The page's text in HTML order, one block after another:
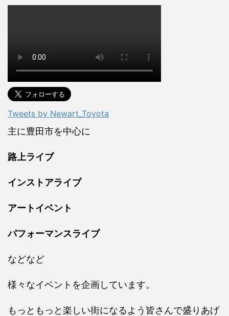
Tweets by Newart_Toyota
主に豊田市を中心に
路上ライブ
インストアライブ
アートイベント
パフォーマンスライブ
などなど
様々なイベントを企画しています。
もっともっと楽しい街になるよう皆さんで盛りあげ